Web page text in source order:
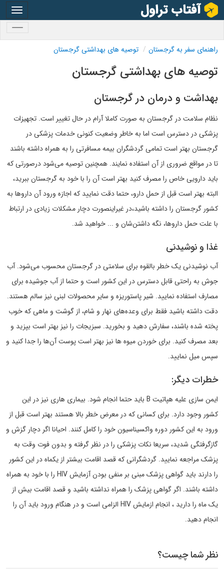
راهنمای سفر به گرجستان توصیه های بهداشتی گرجستان
توصیه های بهداشتی گرجستان
بهداشت و درمان در گرجستان
نظام سلامت در گرجستان به صورت کاملا آرام در حال تغییر است. تجهیزات
پزشکی در دسترس است اما به خاطر وضعیت کنونی خدمات پزشکی در
گرجستان بهتر است تمامی گردشگران بیمه مسافرتی را به همراه داشته باشند
تا در مواقع ضروری از آن استفاده نمایند. همچنین توصیه می‌شود درصورتی که
باید دارویی خاص را مصرف کنید بهتر است آن را با خود به گرجستان ببرید،
البته بهتر است قبل از حمل دارو، حتما دقت نمایید که اجازه ورود آن داروها به
کشور گرجستان را داشته باشید،در غیراینصورت دچار مشکلات زیادی در ارتباط
با علت حمل داروها، نگه داشتن‌شان و ... خواهید شد.
غذا و نوشیدنی
آب نوشیدنی یک خطر بالقوه برای سلامتی در گرجستان محسوب می‌شود. آب
جوش به راحتی قابل دسترس در این کشور است و حتما از آب جوشیده برای
مصارف استفاده نمایید. شیر پاستوریزه و سایر محصولات لبنی نیز سالم هستند.
دقت داشته باشید فقط برای وعده‌های نهار و شام، از گوشت و ماهی که خوب
پخته شده باشند، سفارش دهید و بخورید. سبزیجات را نیز بهتر است بپزید و
بعد مصرف کنید. برای خوردن میوه ها نیز بهتر است پوست آن‌ها را جدا کنید و
سپس میل نمایید.
خطرات دیگر:
ایمن سازی علیه هپاتیت B باید حتما انجام شود. بیماری هاری نیز در این
کشور وجود دارد. برای کسانی که در معرض خطر بالا هستند بهتر است قبل از
ورود به این کشور دوره واکسیناسیون خود را کامل کنند. احیانا اگر دچار گزش و
گازگرفتگی شدید، سریعا نکات پزشکی را در نظر گرفته و بدون فوت وقت به
پزشک مراجعه نمایید. گردشگرانی که قصد اقامت بیشتر از یکماه در این کشور
را دارند باید گواهی پزشک مبنی بر منفی بودن آزمایش HIV را با خود به همراه
داشته باشند. اگر گواهی پزشک را همراه نداشته باشید و قصد اقامت بیش از
یک ماه را دارید ، انجام ازمایش HIV الزامی است و در هنگام ورود باید آن را
انجام دهید.
نظر شما چیست؟